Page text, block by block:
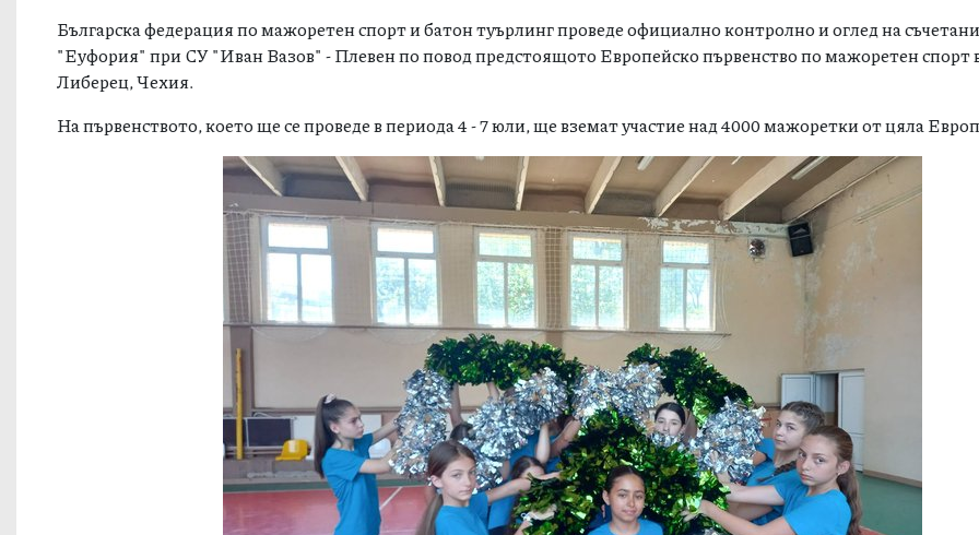
Българска федерация по мажоретен спорт и батон туърлинг проведе официално контролно и оглед на
"Еуфория" при СУ "Иван Вазов" - Плевен по повод предстоящото Европейско първенство по мажоретен спорт
Либерец, Чехия.
На първенството, което ще се проведе в периода 4 - 7 юли, ще вземат участие над 4000 мажоретки от цяла